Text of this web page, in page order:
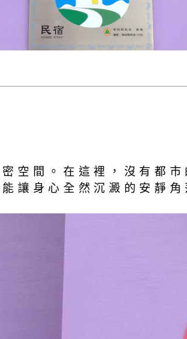
空間。在這裡，沒有都
讓身心全然沉澱的安靜